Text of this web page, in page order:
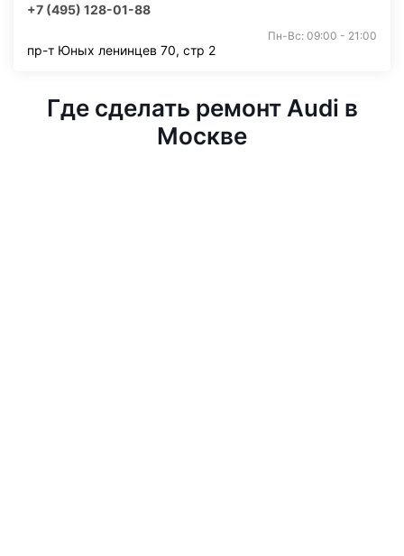
+7 (495) 128-01-88
Пн-Вс: 09:00 - 21:00
пр-т Юных ленинцев 70, стр 2
Где сделать ремонт Audi в
Москве